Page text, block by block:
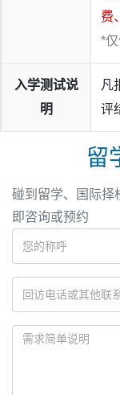
费
*
入学测试说
明
凡
评
留
碰到留学、国际择
即咨询或预约